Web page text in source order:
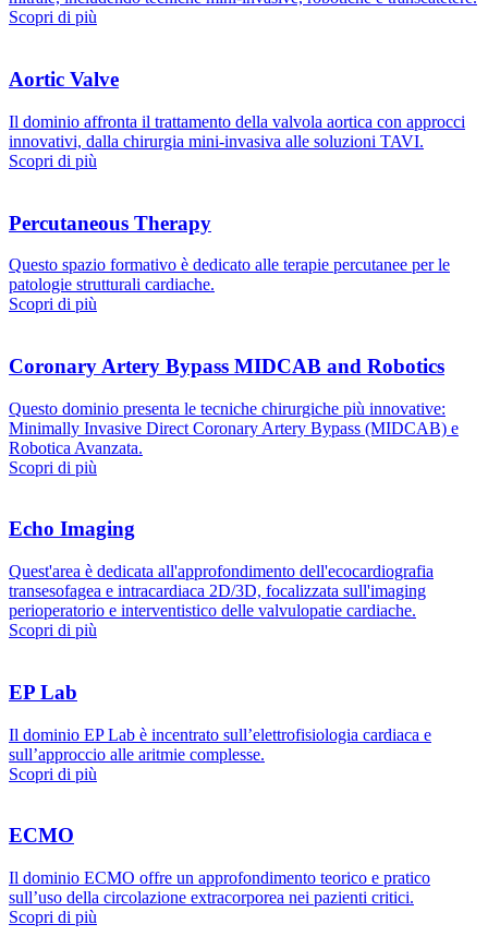
Scopri di più
Aortic Valve
Il dominio affronta il trattamento della valvola aortica con approcci
innovativi, dalla chirurgia mini-invasiva alle soluzioni TAVI.
Scopri di più
Percutaneous Therapy
Questo spazio formativo è dedicato alle terapie percutanee per le
patologie strutturali cardiache.
Scopri di più
Coronary Artery Bypass MIDCAB and Robotics
Questo dominio presenta le tecniche chirurgiche più innovative:
Minimally Invasive Direct Coronary Artery Bypass (MIDCAB) e
Robotica Avanzata.
Scopri di più
Echo Imaging
Quest'area è dedicata all'approfondimento dell'ecocardiografia
transesofagea e intracardiaca 2D/3D, focalizzata sull'imaging
perioperatorio e interventistico delle valvulopatie cardiache.
Scopri di più
EP Lab
Il dominio EP Lab è incentrato sull’elettrofisiologia cardiaca e
sull’approccio alle aritmie complesse.
Scopri di più
ECMO
Il dominio ECMO offre un approfondimento teorico e pratico
sull’uso della circolazione extracorporea nei pazienti critici.
Scopri di più